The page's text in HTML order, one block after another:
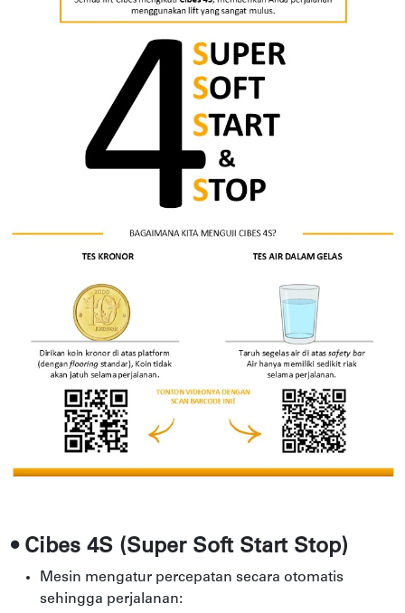
• Cibes 4S (Super Soft Start Stop)
Mesin mengatur percepatan secara otomatis
sehingga perjalanan: